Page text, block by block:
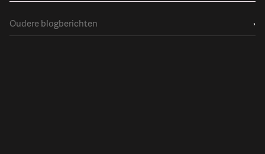
Oudere blogberichten ›